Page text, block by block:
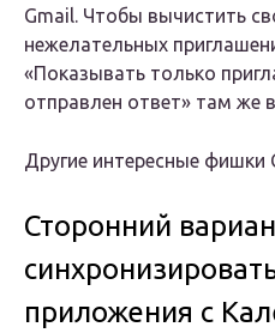
Gmail. Чтобы вычистить
нежелательных
«Показывать только
отправлен ответ» там же
Другие интересные фишки
Сторонний
приложения с